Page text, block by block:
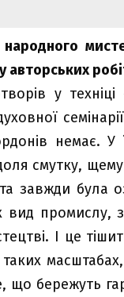
авторських
у
немає. У
смутку,
завжди була
вид промислу,
І це
що бережуть